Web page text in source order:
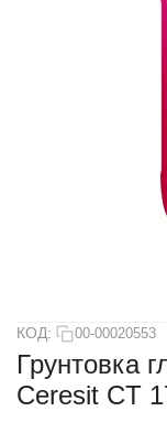
КОД: 00-00020553
Грунтовка
Ceresit CT